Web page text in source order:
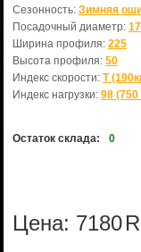
Сезонность: Зимняя
Посадочный диаметр: 17
Ширина профиля: 225
Высота профиля: 50
Индекс скорости: T
Индекс нагрузки: 98 (750
Остаток склада: 0
Цена: 7180